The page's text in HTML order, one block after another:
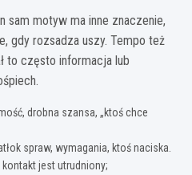
sam motyw ma inne znaczenie,
gdy rozsadza uszy. Tempo też
to często informacja lub
drobna szansa, „ktoś chce
spraw, wymagania, ktoś naciska.
kontakt jest utrudniony;